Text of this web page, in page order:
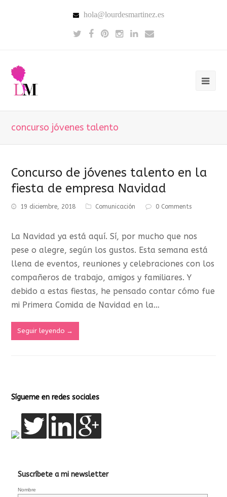
hola@lourdesmartinez.es
concurso jóvenes talento
Concurso de jóvenes talento en la
fiesta de empresa Navidad
19 diciembre, 2018 Comunicación 0 Comments
La Navidad ya está aquí. Sí, por mucho que nos
pese o alegre, según los gustos. Esta semana está
llena de eventos, reuniones y celebraciones con los
compañeros de trabajo, amigos y familiares. Y
debido a estas fiestas, he pensado contar cómo fue
mi Primera Comida de Navidad en la…
Seguir leyendo →
Sígueme en redes sociales
Suscríbete a mi newsletter
Nombre